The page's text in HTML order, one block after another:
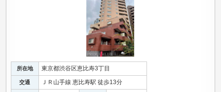
所在地 東京都渋谷区恵比寿3丁目
交通 ＪＲ山手線 恵比寿駅 徒歩13分